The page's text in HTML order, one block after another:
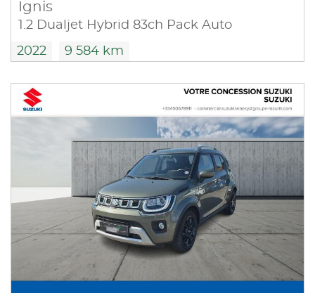
Ignis
1.2 Dualjet Hybrid 83ch Pack Auto
2022 9 584 km